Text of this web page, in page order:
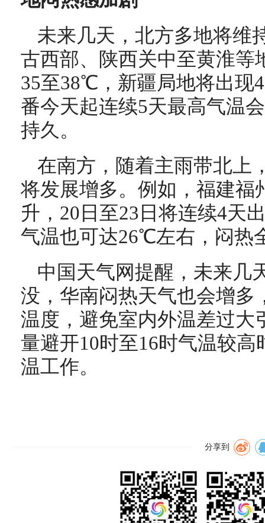
未来几天，北方多地将维
古西部、陕西关中至黄淮等
35至38℃，新疆局地将出现
番今天起连续5天最高气温
持久。
在南方，随着主雨带北上
将发展增多。例如，福建福
升，20日至23日将连续4天
气温也可达26℃左右，闷热
中国天气网提醒，未来几
没，华南闷热天气也会增多
温度，避免室内外温差过大
量避开10时至16时气温较
温工作。
分享到